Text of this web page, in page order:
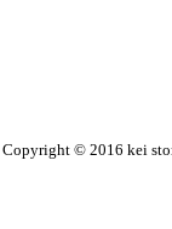
Copyright © 2016 kei